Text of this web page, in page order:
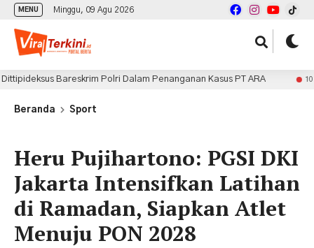
MENU Minggu, 09 Agu 2026
Bareskrim Polri Dalam Penanganan Kasus PT ARA 10 jam lalu
Beranda Sport
Heru Pujihartono: PGSI DKI
Jakarta Intensifkan Latihan
di Ramadan, Siapkan Atlet
Menuju PON 2028